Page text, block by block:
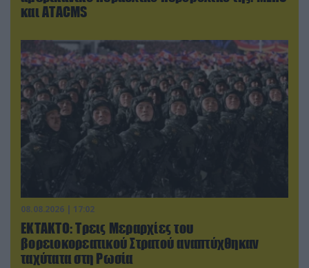
και ΑΤΑCMS
08.08.2026 | 17:02
ΕΚΤΑΚΤΟ: Τρεις Μεραρχίες του
βορειοκορεατικού Στρατού αναπτύχθηκαν
ταχύτατα στη Ρωσία